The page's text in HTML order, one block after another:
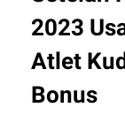
2023
Atlet
Bonus